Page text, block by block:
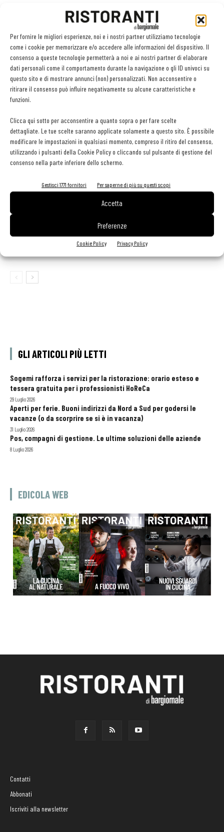
Per fornire le migliori esperienze, noi e i nostri partner utilizziamo tecnologie
come i cookie per memorizzare e/o accedere alle informazioni del dispositivo. Il
consenso a queste tecnologie permetterà a noi e ai nostri partner di elaborare
dati personali come il comportamento durante la navigazione o gli ID univoci su
questo sito e di mostrare annunci (non) personalizzati. Non acconsentire o
ritirare il consenso può influire negativamente su alcune caratteristiche e
funzioni.
Clicca qui sotto per acconsentire a quanto sopra o per fare scelte
dettagliate. Le tue scelte saranno applicate solamente a questo sito. È possibile
modificare le impostazioni in qualsiasi momento, compreso il ritiro del consenso,
utilizzando i pulsanti della Cookie Policy o cliccando sul pulsante di gestione del
consenso nella parte inferiore dello schermo.
Gestisci 1771 fornitori Per saperne di più su questi scopi
Accetta
Preferenze
Cookie Policy Privacy Policy
Facebook Twitter
LEGGI ANCHE
Olio: controlli e analisi strategici per qualità,
sicurezza e competitività della filiera
MOWI amplia la gamma Food Service con nuovi
panati surgelati a base di salmone MOWI
GLI ARTICOLI PIÙ LETTI
Sogemi rafforza i servizi per la ristorazione: orario esteso e
tessera gratuita per i professionisti HoReCa
29 Luglio 2026
Aperti per ferie. Buoni indirizzi da Nord a Sud per godersi le
vacanze (o da scorprire se si è in vacanza)
31 Luglio 2026
Pos, compagni di gestione. Le ultime soluzioni delle aziende
8 Luglio 2026
EDICOLA WEB
Contatti
Abbonati
Iscriviti alla newsletter